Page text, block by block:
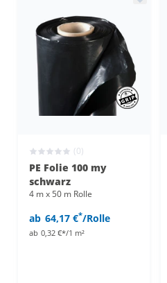
(0)
PE Folie 100 my
schwarz
4 m x 50 m Rolle
ab 64,17 €*/Rolle
ab 0,32 €*/1 m²